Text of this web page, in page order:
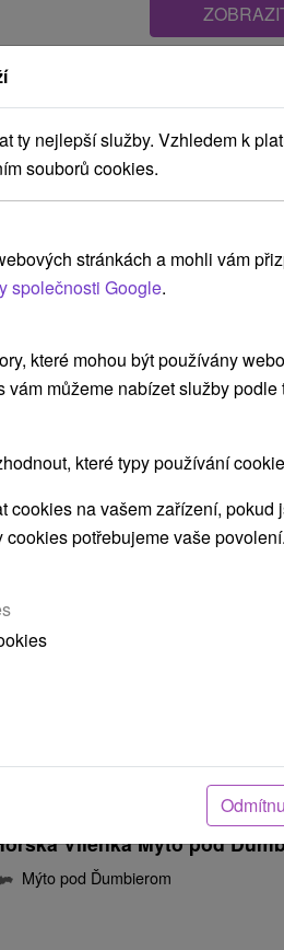
Lucka Mýto pod
Mýto pod Ďumbierom
oproti lyžiarskemu stredisku v obci
v Nízkych Tatrách, ponúka
Lea Mýto pod
Mýto pod Ďumbierom
piatimi spálňami a spoločenskou
kde sa možno zabaviť pri...
Vílenka Mýto pod
Mýto pod Ďumbierom
ty nejlepší služby. Vzhledem k
souborů cookies.
stránkách a mohli vám
společnosti Google.
které mohou být používány
můžeme nabízet služby
které typy používání
cookies na vašem zařízení, pokud
potřebujeme vaše povolení.